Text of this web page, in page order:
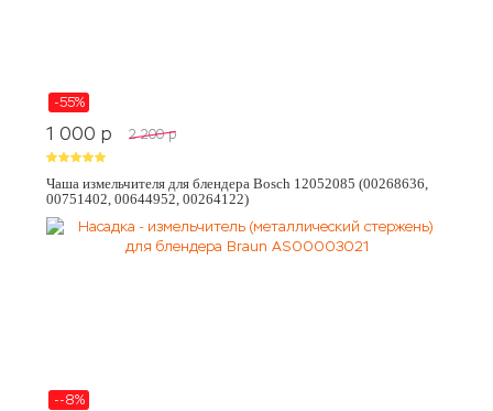
-55%
1 000 p 2 200 p
Чаша измельчителя для блендера Bosch 12052085 (00268636,
00751402, 00644952, 00264122)
--8%